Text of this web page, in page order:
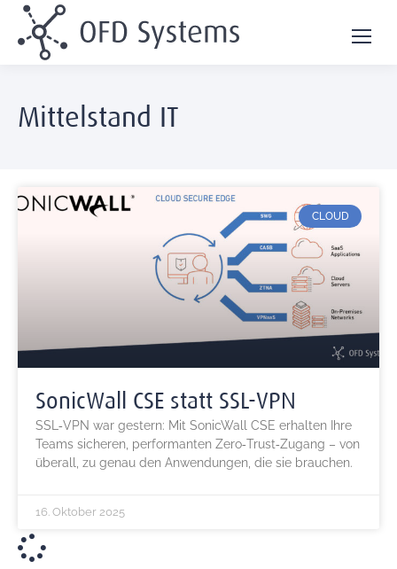
Mittelstand IT
CLOUD
SonicWall CSE statt SSL‑VPN
SSL‑VPN war gestern: Mit SonicWall CSE erhalten Ihre
Teams sicheren, performanten Zero‑Trust‑Zugang – von
überall, zu genau den Anwendungen, die sie brauchen.
16. Oktober 2025